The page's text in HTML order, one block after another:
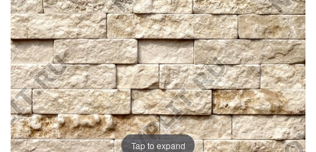
Tap to expand